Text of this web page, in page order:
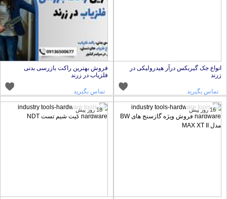
انواع جک گیربکس درآر هیدرولیکی در
زرند
تماس بگیرید
فروش بهترین راکت بازرسی بدنی
فلزیاب در زرند
تماس بگیرید
16 روز پیش 18 روز پیش